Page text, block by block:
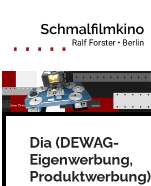
Dia (DEWAG-
Eigenwerbung,
Produktwerbung)